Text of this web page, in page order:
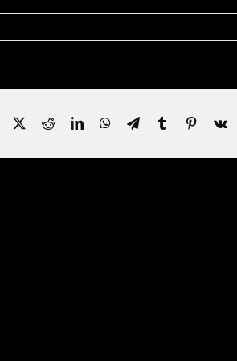
Facebook
X RedditLinkedInWhatsApp
TelegramTumblrPinterest
Vk